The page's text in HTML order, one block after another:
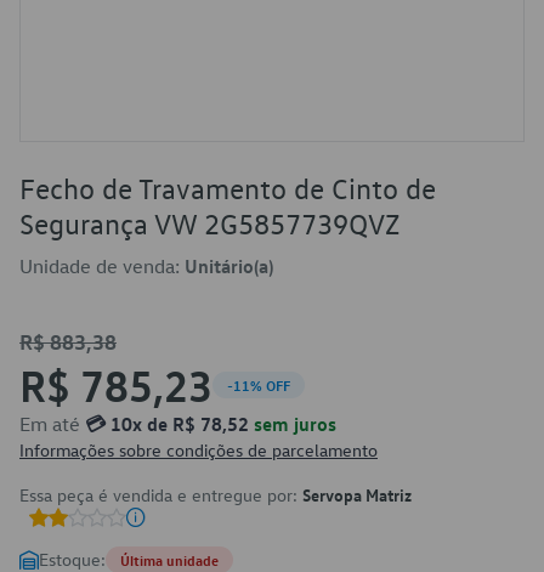
Fecho de Travamento de Cinto de
Segurança VW 2G5857739QVZ
Unidade de venda: Unitário(a)
R$ 883,38
R$ 785,23 -11% OFF
Em até 💳 10x de R$ 78,52 sem juros
Informações sobre condições de parcelamento
Essa peça é vendida e entregue por: Servopa Matriz
Estoque: Última unidade